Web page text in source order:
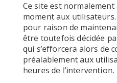
Ce site est normalement
moment aux
pour raison de
être toutefois décidée
qui s’efforcera alors de
préalablement aux
heures de l’intervention.